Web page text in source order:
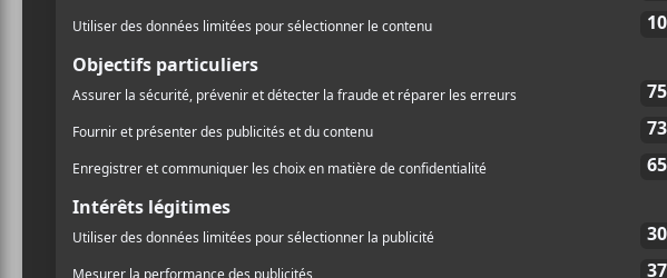
Discographie
Entre quatre murs — épuisé (2008)
Ni vu ni connu
Saint-Maurice/Logan(2011)
Les Ombres Longues(2014)
Cette chose qui cognait au creux de sa poitrine sans vouloir s’arrêter
Feu de forêt— EP (2018)
Pissenlit
(2020)